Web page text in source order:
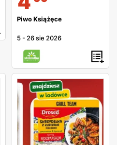
Piwo Książęce
5 - 26 sie 2026